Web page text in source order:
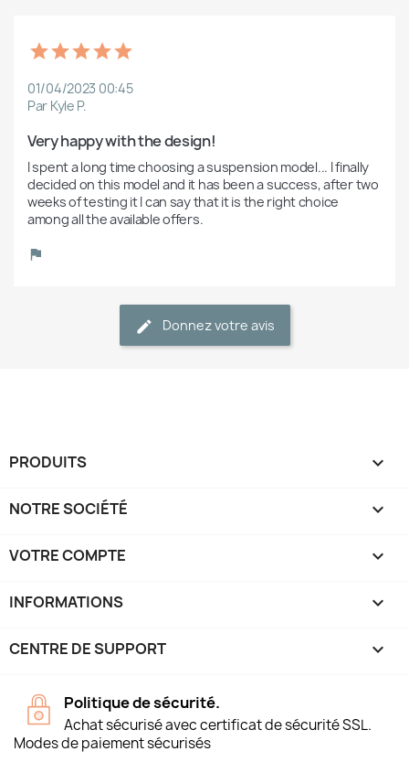
01/04/2023 00:45
Par Kyle P.
Very happy with the design!
I spent a long time choosing a suspension model... I finally
decided on this model and it has been a success, after two
weeks of testing it I can say that it is the right choice
among all the available offers.
Donnez votre avis
PRODUITS 
NOTRE SOCIÉTÉ 
VOTRE COMPTE 
INFORMATIONS keyboard_arrow_down
CENTRE DE SUPPORT 
Politique de sécurité.
Achat sécurisé avec certificat de sécurité SSL.
Modes de paiement sécurisés